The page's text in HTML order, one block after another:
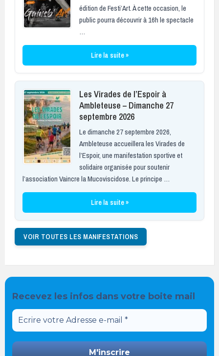
édition de Festi’Art. À cette occasion, le
public pourra découvrir à 16h le spectacle
…
Lire la suite »
Les Virades de l’Espoir à
Ambleteuse – Dimanche 27
septembre 2026
Le dimanche 27 septembre 2026,
Ambleteuse accueillera les Virades de
l’Espoir, une manifestation sportive et
solidaire organisée pour soutenir
l’association Vaincre la Mucoviscidose. Le principe …
Lire la suite »
VOIR TOUTES LES MANIFESTATIONS
Recevez les infos dans votre boite mail